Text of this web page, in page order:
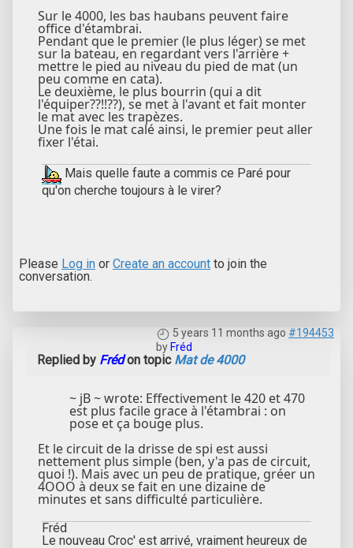
Sur le 4000, les bas haubans peuvent faire
office d'étambrai.
Pendant que le premier (le plus léger) se met
sur la bateau, en regardant vers l'arrière +
mettre le pied au niveau du pied de mat (un
peu comme en cata).
Le deuxième, le plus bourrin (qui a dit
l'équiper??!!??), se met à l'avant et fait monter
le mat avec les trapèzes.
Une fois le mat calé ainsi, le premier peut aller
fixer l'étai.
Mais quelle faute a commis ce Paré pour
qu'on cherche toujours à le virer?
Please Log in or Create an account to join the
conversation.
5 years 11 months ago #194453
byFréd
Replied by Frédon topic Mat de 4000
~ jB ~ wrote: Effectivement le 420 et 470
est plus facile grace à l'étambrai : on
pose et ça bouge plus.
Et le circuit de la drisse de spi est aussi
nettement plus simple (ben, y'a pas de circuit,
quoi !). Mais avec un peu de pratique, gréer un
4OOO à deux se fait en une dizaine de
minutes et sans difficulté particulière.
Fréd
Le nouveau Croc' est arrivé, vraiment heureux de